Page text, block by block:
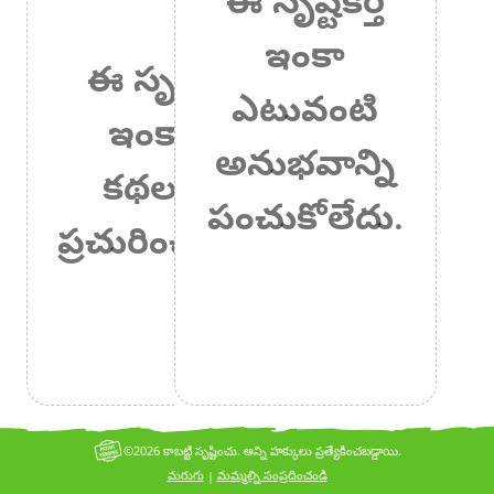
ఈ సృష్టికర్త
ఇంకా ఏ
కథలనూ
ప్రచురించలేదు.
ఇంకా
ఎటువంటి
అనుభవాన్ని
పంచుకోలేదు.
మరుగు| మమ్మల్ని సంప్రదించండి
©2026 కాబట్టి సృష్టించు. అన్ని హక్కులు ప్రత్యేకించబడ్డాయి.